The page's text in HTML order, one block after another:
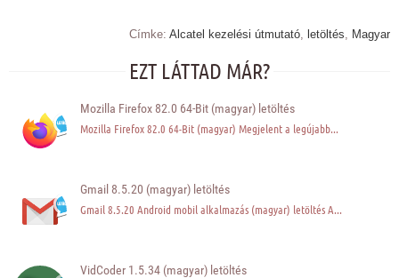
Címke: Alcatel kezelési útmutató letöltés Magyar
EZT LÁTTAD MÁR?
Mozilla Firefox 82.0 64-Bit (magyar) letöltés
Mozilla Firefox 82.0 64-Bit (magyar) Megjelent a legújabb...
Gmail 8.5.20 (magyar) letöltés
Gmail 8.5.20 Android mobil alkalmazás (magyar) letöltés A...
VidCoder 1.5.34 (magyar) letöltés